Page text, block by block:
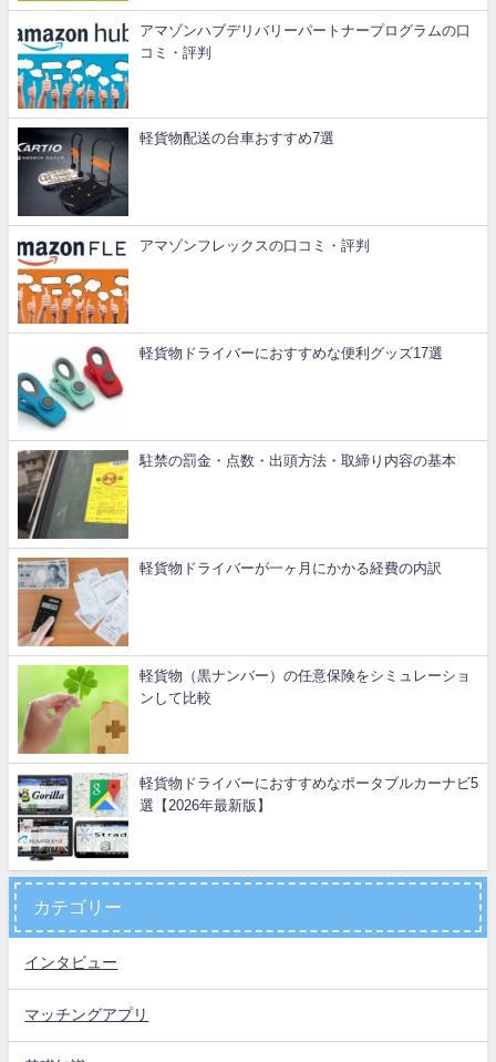
アマゾンハブデリバリーパートナープログラムの口
コミ・評判
軽貨物配送の台車おすすめ7選
アマゾンフレックスの口コミ・評判
軽貨物ドライバーにおすすめな便利グッズ17選
駐禁の罰金・点数・出頭方法・取締り内容の基本
軽貨物ドライバーが一ヶ月にかかる経費の内訳
軽貨物（黒ナンバー）の任意保険をシミュレーショ
ンして比較
軽貨物ドライバーにおすすめなポータブルカーナビ5
選【2026年最新版】
カテゴリー
インタビュー
マッチングアプリ